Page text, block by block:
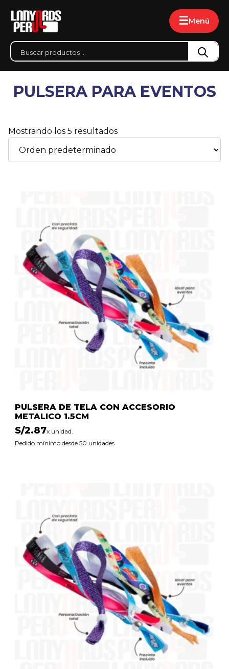
☰Menú
PULSERA PARA EVENTOS
Mostrando los 5 resultados
PULSERA DE TELA CON ACCESORIO
METALICO 1.5CM
S/2.87x unidad.
Pedido mínimo desde 50 unidades